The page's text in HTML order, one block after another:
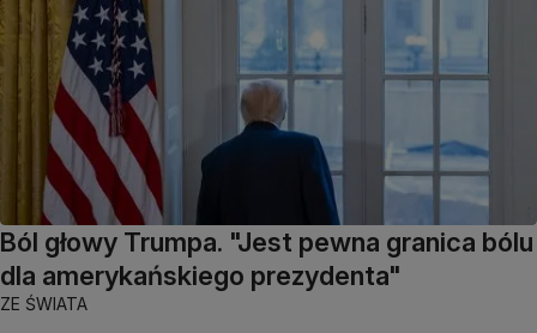
Ból głowy Trumpa. "Jest pewna granica bólu
dla amerykańskiego prezydenta"
ZE ŚWIATA